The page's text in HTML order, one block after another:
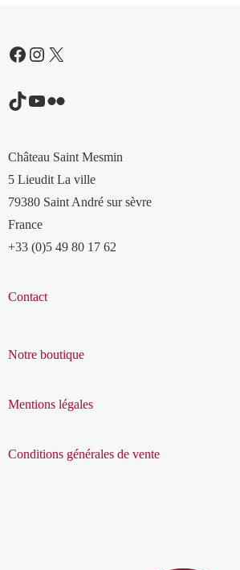
Facebook
Instagram
X
TikTok
YouTube
Flickr
Château Saint Mesmin
5 Lieudit La ville
79380 Saint André sur sèvre
France
+33 (0)5 49 80 17 62
Contact
Notre boutique
Mentions légales
Conditions générales de vente